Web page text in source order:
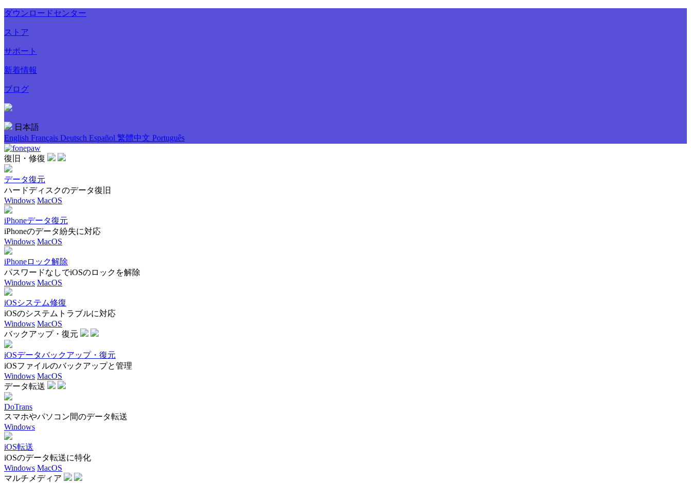
ダウンロードセンター
ストア
サポート
新着情報
ブログ
日本語
English Français Deutsch Español 繁體中文 Português
復旧・修復
データ復元
ハードディスクのデータ復旧
Windows MacOS
iPhoneデータ復元
iPhoneのデータ紛失に対応
Windows MacOS
iPhoneロック解除
パスワードなしでiOSのロックを解除
Windows MacOS
iOSシステム修復
iOSのシステムトラブルに対応
Windows MacOS
バックアップ・復元
iOSデータバックアップ・復元
iOSファイルのバックアップと管理
Windows MacOS
データ転送
DoTrans
スマホやパソコン間のデータ転送
Windows
iOS転送
iOSのデータ転送に特化
Windows MacOS
マルチメディア